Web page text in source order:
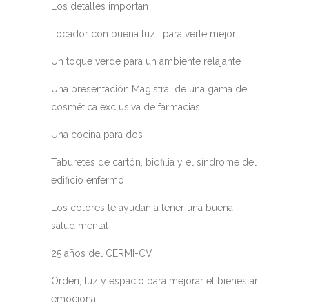
Los detalles importan
Tocador con buena luz… para verte mejor
Un toque verde para un ambiente relajante
Una presentación Magistral de una gama de
cosmética exclusiva de farmacias
Una cocina para dos
Taburetes de cartón, biofilia y el síndrome del
edificio enfermo
Los colores te ayudan a tener una buena
salud mental
25 años del CERMI-CV
Orden, luz y espacio para mejorar el bienestar
emocional